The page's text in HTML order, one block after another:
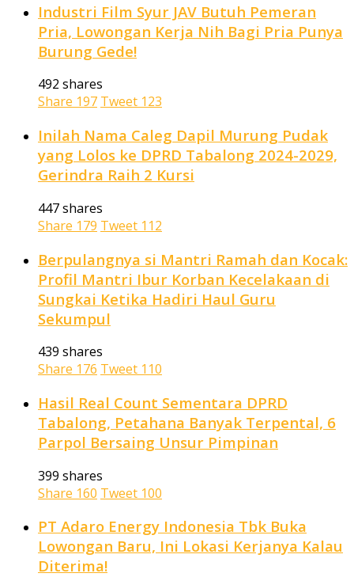
Industri Film Syur JAV Butuh Pemeran
Pria, Lowongan Kerja Nih Bagi Pria Punya
Burung Gede!
492 shares
Share 197 Tweet 123
Inilah Nama Caleg Dapil Murung Pudak
yang Lolos ke DPRD Tabalong 2024-2029,
Gerindra Raih 2 Kursi
447 shares
Share 179 Tweet 112
Berpulangnya si Mantri Ramah dan Kocak:
Profil Mantri Ibur Korban Kecelakaan di
Sungkai Ketika Hadiri Haul Guru
Sekumpul
439 shares
Share 176 Tweet 110
Hasil Real Count Sementara DPRD
Tabalong, Petahana Banyak Terpental, 6
Parpol Bersaing Unsur Pimpinan
399 shares
Share 160 Tweet 100
PT Adaro Energy Indonesia Tbk Buka
Lowongan Baru, Ini Lokasi Kerjanya Kalau
Diterima!